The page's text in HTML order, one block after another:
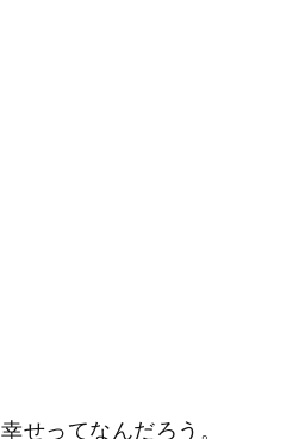
幸せってなんだろう。